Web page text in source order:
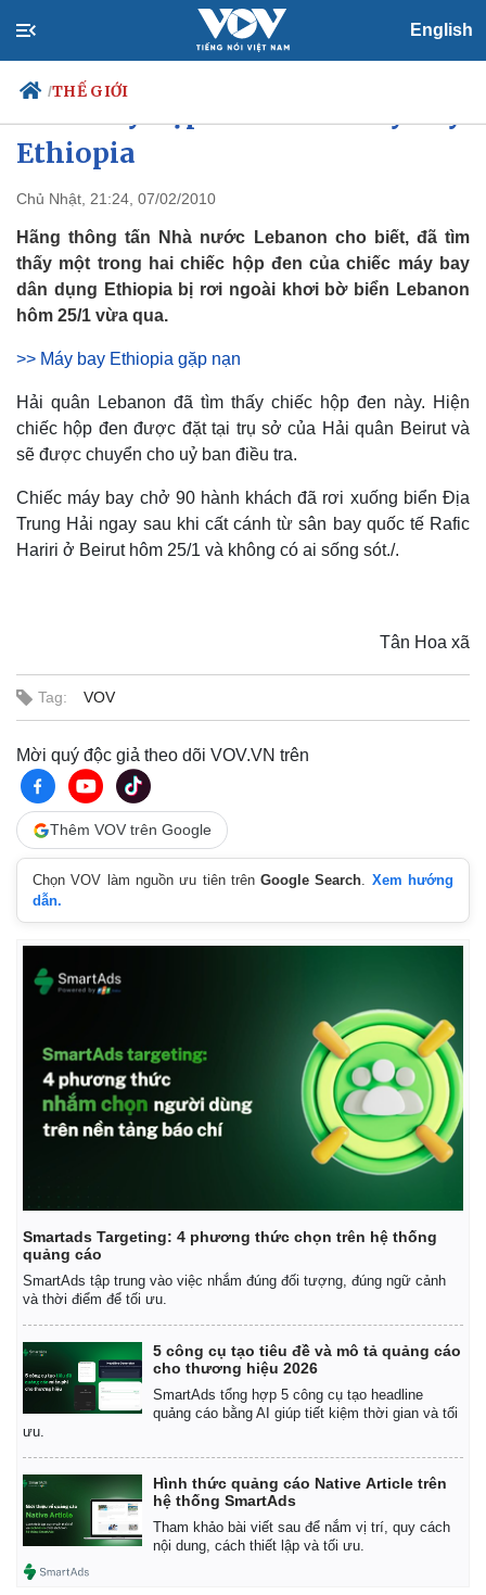
English
/THẾ GIỚI
Chính trị
Đảng
Tổ chức nhân sự
Quốc hội
Nhận diện sự thật
Tin 24h
Dự báo thời tiết
Giáo dục
Thế giới
Quan sát
Cuộc sống đó đây
Hồ sơ
Multimedia
Video
Ảnh
Infographic
Ethiopia
Chủ Nhật, 21:24, 07/02/2010
Hãng thông tấn Nhà nước Lebanon cho biết, đã tìm
thấy một trong hai chiếc hộp đen của chiếc máy bay
dân dụng Ethiopia bị rơi ngoài khơi bờ biển Lebanon
hôm 25/1 vừa qua.
>> Máy bay Ethiopia gặp nạn
Hải quân Lebanon đã tìm thấy chiếc hộp đen này. Hiện
chiếc hộp đen được đặt tại trụ sở của Hải quân Beirut và
sẽ được chuyển cho uỷ ban điều tra.
Chiếc máy bay chở 90 hành khách đã rơi xuống biển Địa
Trung Hải ngay sau khi cất cánh từ sân bay quốc tế Rafic
Hariri ở Beirut hôm 25/1 và không có ai sống sót./.
Tân Hoa xã
Tag: VOV
Mời quý độc giả theo dõi VOV.VN trên
Thêm VOV trên Google
Chọn VOV làm nguồn ưu tiên trênGoogle Search. Xem hướng
dẫn.
Smartads Targeting: 4 phương thức chọn trên hệ thống
quảng cáo
SmartAds tập trung vào việc nhắm đúng đối tượng, đúng ngữ cảnh
và thời điểm để tối ưu.
5 công cụ tạo tiêu đề và mô tả quảng cáo
cho thương hiệu 2026
SmartAds tổng hợp 5 công cụ tạo headline
quảng cáo bằng AI giúp tiết kiệm thời gian và tối
ưu.
Hình thức quảng cáo Native Article trên
hệ thống SmartAds
Tham khảo bài viết sau để nắm vị trí, quy cách
nội dung, cách thiết lập và tối ưu.